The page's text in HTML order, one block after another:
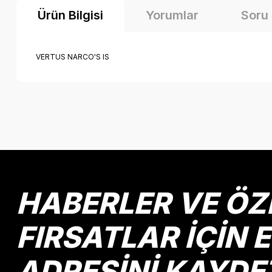
Ürün Bilgisi Yorumlar Soru
VERTUS NARCO'S IS
Ürün resmi kalitesiz, bozuk veya görüntülenemiyor.
Ürün fiyatı diğer sitelerden daha pahalı.
HABERLER VE
FIRSATLAR İÇİN